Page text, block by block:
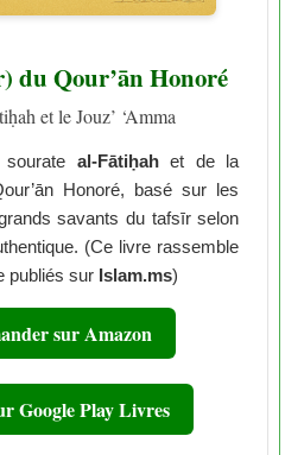
du Qour’ān Honoré
et le Jouz’ ‘Amma
al-Fātiḥahet de la
Honoré, basé sur les
savants du tafsīr selon
(Ce livre rassemble
publiés sur Islam.ms)
sur Amazon
Google Play Livres